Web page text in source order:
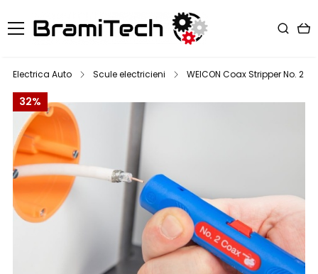
Electrica Auto Scule electricieni WEICON Coax Stripper No. 2 /
32%